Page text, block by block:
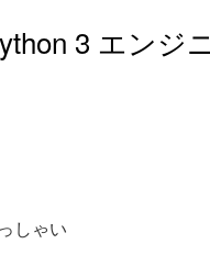
3 エンジ
しゃい